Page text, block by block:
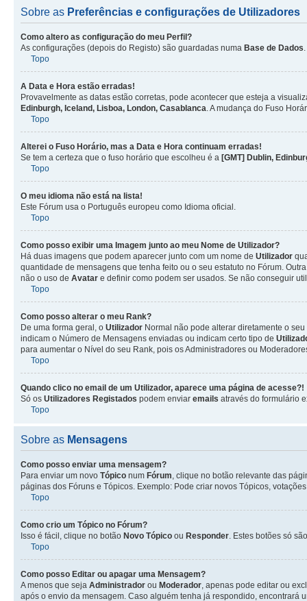
Sobre as Preferências e configurações de Utilizadores
Como altero as configuração do meu Perfil?
As configurações (depois do Registo) são guardadas numa Base de Dados
Topo
A Data e Hora estão erradas!
Provavelmente as datas estão corretas, pode acontecer que esteja a
Edinburgh, Iceland, Lisboa, London, Casablanca. A mudança do Fuso
Topo
Alterei o Fuso Horário, mas a Data e Hora continuam erradas!
Se tem a certeza que o fuso horário que escolheu é a [GMT] Dublin,
Topo
O meu idioma não está na lista!
Este Fórum usa o Português europeu como Idioma oficial.
Topo
Como posso exibir uma Imagem junto ao meu Nome de Utilizador?
Há duas imagens que podem aparecer junto com um nome de Utilizador
quantidade de mensagens que tenha feito ou o seu estatuto no Fórum.
não o uso de Avatar e definir como podem ser usados. Se não conseguir
Topo
Como posso alterar o meu Rank?
De uma forma geral, o Utilizador Normal não pode alterar diretamente o
indicam o Número de Mensagens enviadas ou indicam certo tipo de
para aumentar o Nível do seu Rank, pois os Administradores ou
Topo
Quando clico no email de um Utilizador, aparece uma página de acesse?!
Só os Utilizadores Registados podem enviar emails através do formulário
Topo
Sobre as Mensagens
Como posso enviar uma mensagem?
Para enviar um novo Tópico num Fórum, clique no botão relevante das
páginas dos Fóruns e Tópicos. Exemplo: Pode criar novos Tópicos,
Topo
Como crio um Tópico no Fórum?
Isso é fácil, clique no botão Novo Tópico ou Responder. Estes botões só
Topo
Como posso Editar ou apagar uma Mensagem?
A menos que seja Administrador ou Moderador, apenas pode editar ou
após o envio da mensagem. Caso alguém tenha já respondido, encontrará